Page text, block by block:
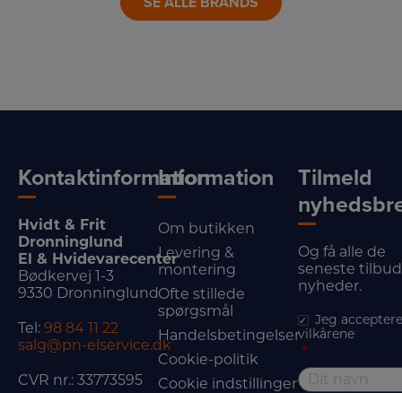
Kontaktinformation
Hvidt & Frit
Dronninglund
El & Hvidevarecenter
Bødkervej 1-3
9330 Dronninglund
Tel: 98 84 11 22
salg@pn-elservice.dk
CVR nr.: 33773595
Information
Om butikken
Levering &
montering
Ofte stillede
spørgsmål
Handelsbetingelser
Cookie-politik
Cookie indstillinger
Tilmeld
Og få alle de
seneste
nyheder.
Jeg
vilkårene
*